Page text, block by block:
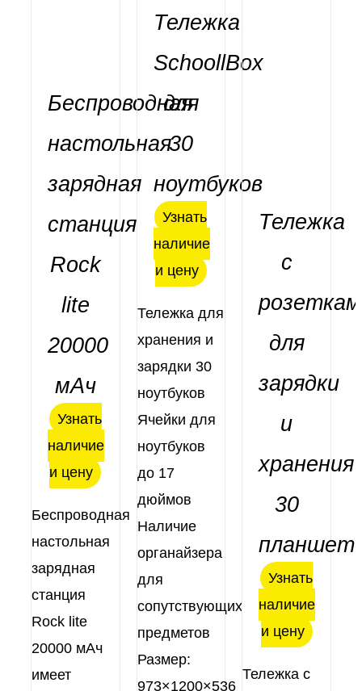
Беспроводная
настольная
зарядная
станция
Rock
lite
20000
мАч
Узнать
наличие
и цену
Беспроводная
настольная
зарядная
станция
Rock lite
20000 мАч
имеет
Тележка
SchoollBox
для
30
ноутбуков
Узнать
наличие
и цену
Тележка для
хранения и
зарядки 30
ноутбуков
Ячейки для
ноутбуков
до 17
дюймов
Наличие
органайзера
для
сопутствующих
предметов
Размер:
973×1200×536
Тележка
с
для
зарядки
и
хранения
30
Узнать
наличие
и цену
Тележка с